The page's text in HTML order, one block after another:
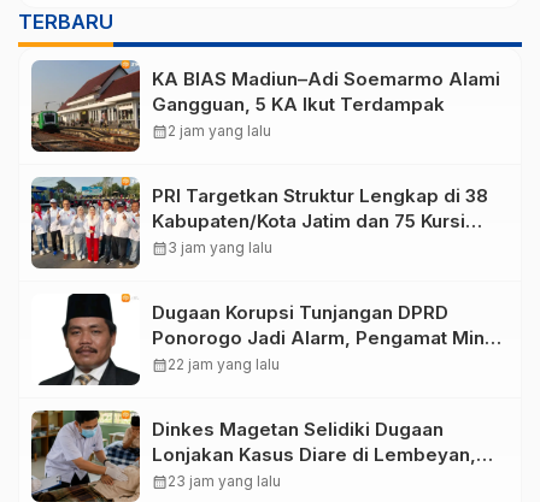
TERBARU
KA BIAS Madiun–Adi Soemarmo Alami
Gangguan, 5 KA Ikut Terdampak
calendar_month2 jam yang lalu
PRI Targetkan Struktur Lengkap di 38
Kabupaten/Kota Jatim dan 75 Kursi
DPR RI pada Pemilu 2029
calendar_month3 jam yang lalu
Dugaan Korupsi Tunjangan DPRD
Ponorogo Jadi Alarm, Pengamat Minta
Magetan Perkuat Tata Kelola
calendar_month22 jam yang lalu
Dinkes Magetan Selidiki Dugaan
Lonjakan Kasus Diare di Lembeyan,
Lakukan Penyelidikan Epidemiologi
calendar_month23 jam yang lalu